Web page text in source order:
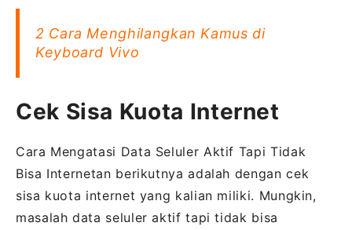
2 Cara Menghilangkan Kamus di
Keyboard Vivo
Cek Sisa Kuota Internet
Cara Mengatasi Data Seluler Aktif Tapi Tidak
Bisa Internetan berikutnya adalah dengan cek
sisa kuota internet yang kalian miliki. Mungkin,
masalah data seluler aktif tapi tidak bisa